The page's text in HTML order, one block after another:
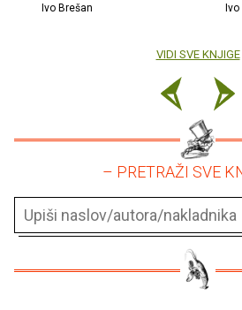
Ivo Brešan Ivo
VIDI SVE KNJIGE
– PRETRAŽI SVE